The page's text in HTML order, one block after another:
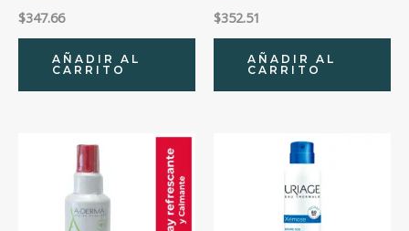
$347.66
AÑADIR AL
CARRITO
$352.51
AÑADIR AL
CARRITO